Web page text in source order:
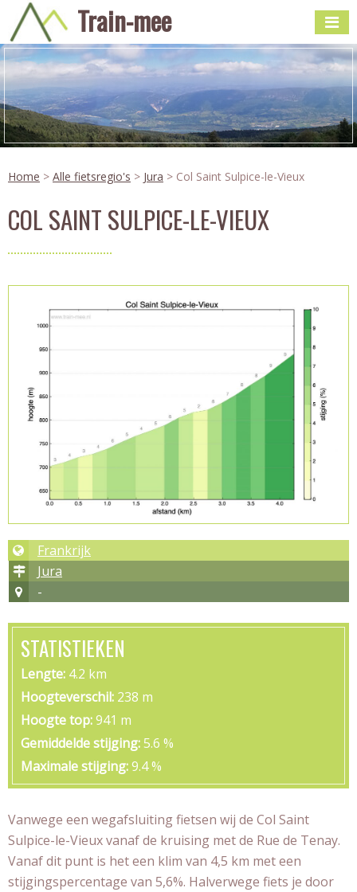
Train-mee
Home > Alle fietsregio's > Jura > Col Saint Sulpice-le-Vieux
COL SAINT SULPICE-LE-VIEUX
Frankrijk
Jura
-
STATISTIEKEN
Lengte 4.2 km
Hoogteverschil 238 m
Hoogte top 941 m
Gemiddelde stijging 5.6 %
Maximale stijging 9.4 %
Vanwege een wegafsluiting fietsen wij de Col Saint
Sulpice-le-Vieux vanaf de kruising met de Rue de Tenay.
Vanaf dit punt is het een klim van 4,5 km met een
stijgingspercentage van 5,6%. Halverwege fiets je door